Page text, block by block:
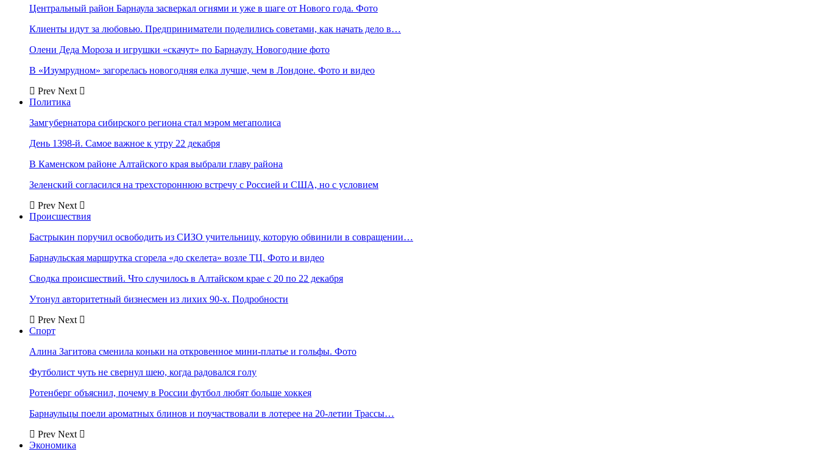
Центральный район Барнаула засверкал огнями и уже в шаге от Нового года. Фото
Клиенты идут за любовью. Предприниматели поделились советами, как начать дело в…
Олени Деда Мороза и игрушки «скачут» по Барнаулу. Новогодние фото
В «Изумрудном» загорелась новогодняя елка лучше, чем в Лондоне. Фото и видео
Prev Next
Политика
Замгубернатора сибирского региона стал мэром мегаполиса
День 1398-й. Самое важное к утру 22 декабря
В Каменском районе Алтайского края выбрали главу района
Зеленский согласился на трехстороннюю встречу с Россией и США, но с условием
Prev Next
Происшествия
Бастрыкин поручил освободить из СИЗО учительницу, которую обвинили в совращении…
Барнаульская маршрутка сгорела «до скелета» возле ТЦ. Фото и видео
Сводка происшествий. Что случилось в Алтайском крае с 20 по 22 декабря
Утонул авторитетный бизнесмен из лихих 90-х. Подробности
Prev Next
Спорт
Алина Загитова сменила коньки на откровенное мини-платье и гольфы. Фото
Футболист чуть не свернул шею, когда радовался голу
Ротенберг объяснил, почему в России футбол любят больше хоккея
Барнаульцы поели ароматных блинов и поучаствовали в лотерее на 20-летии Трассы…
Prev Next
Экономика